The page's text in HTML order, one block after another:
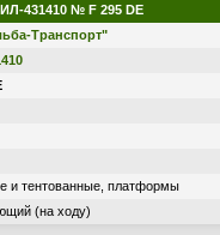
431410 № F 295 DE
Транспорт"
и тентованные, платформы
(на ходу)